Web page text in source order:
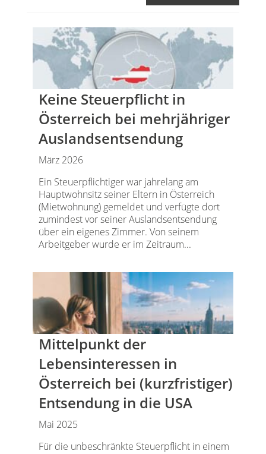
Keine Steuerpflicht in
Österreich bei mehrjähriger
Auslandsentsendung
März 2026
Ein Steuerpflichtiger war jahrelang am
Hauptwohnsitz seiner Eltern in Österreich
(Mietwohnung) gemeldet und verfügte dort
zumindest vor seiner Auslandsentsendung
über ein eigenes Zimmer. Von seinem
Arbeitgeber wurde er im Zeitraum...
Mittelpunkt der
Lebensinteressen in
Österreich bei (kurzfristiger)
Entsendung in die USA
Mai 2025
Für die unbeschränkte Steuerpflicht in einem